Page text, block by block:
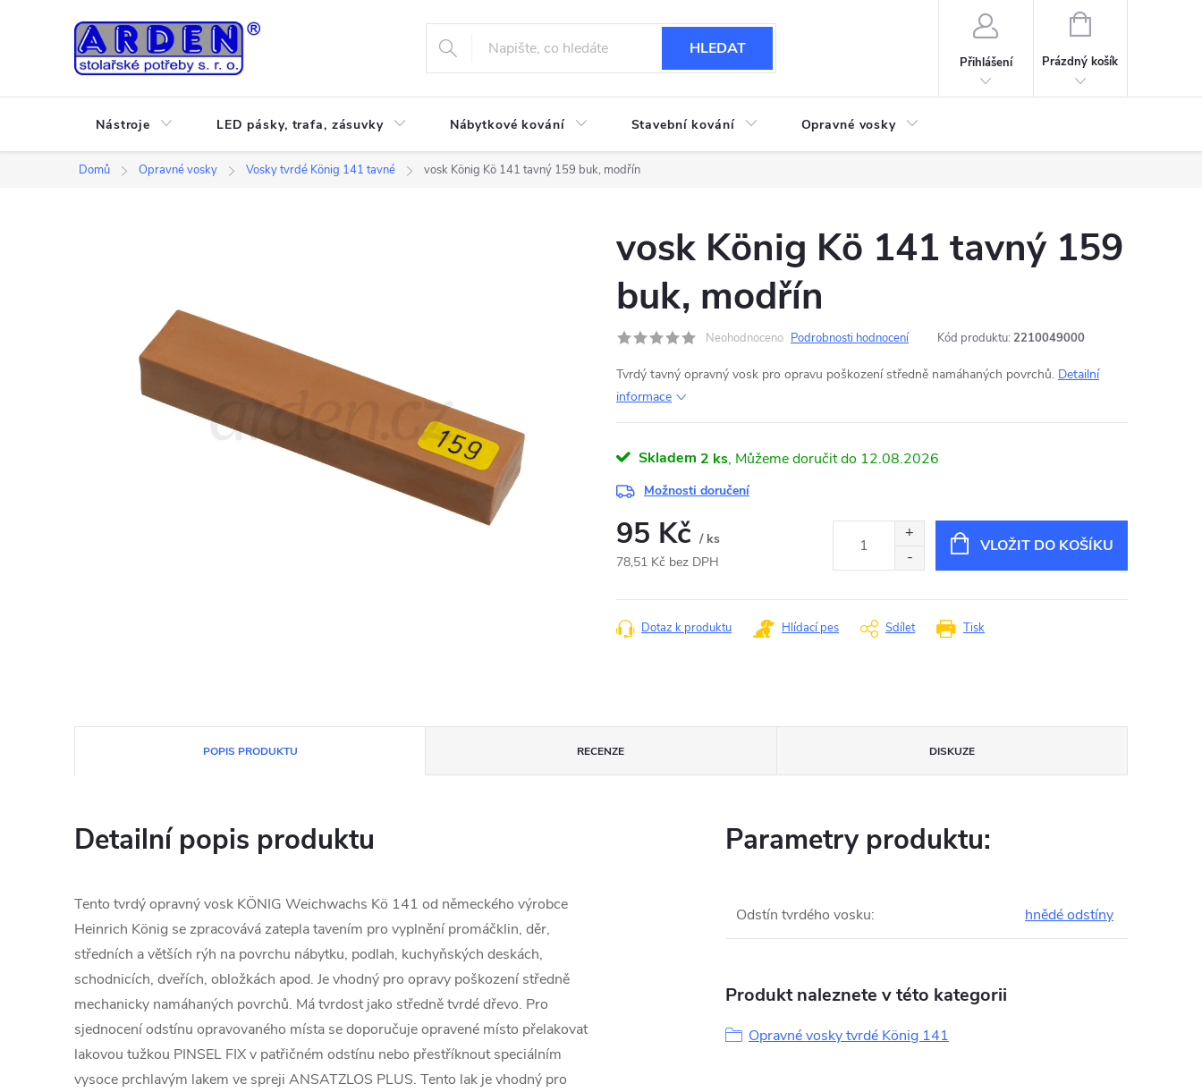
HLEDAT
Přihlášení
NÁKUPNÍ
Prázdný košík
Nástroje LED pásky, trafa, zásuvky Nábytkové kování Stavební kování Opravné vosky
Domů Opravné vosky Vosky tvrdé König 141 tavné vosk König Kö 141 tavný 159 buk, modřín
vosk König Kö 141 tavný 159
buk, modřín
Neohodnoceno Podrobnosti hodnocení Kód produktu: 2210049000
Tvrdý tavný opravný vosk pro opravu poškození středně namáhaných povrchů. Detailní
informace
Skladem 2 ks 12.08.2026
Možnosti doručení
95 Kč / ks
78,51 Kč bez DPH
cena:
VLOŽIT DO KOŠÍKU
Tisk
Dotaz k produktu Hlídací pes Sdílet
POPIS PRODUKTU RECENZE DISKUZE
Detailní popis produktu
Tento tvrdý opravný vosk KÖNIG Weichwachs Kö 141 od německého výrobce
Heinrich König se zpracovává zatepla tavením pro vyplnění promáčklin, děr,
středních a větších rýh na povrchu nábytku, podlah, kuchyňských deskách,
schodnicích, dveřích, obložkách apod. Je vhodný pro opravy poškození středně
mechanicky namáhaných povrchů. Má tvrdost jako středně tvrdé dřevo. Pro
sjednocení odstínu opravovaného místa se doporučuje opravené místo přelakovat
lakovou tužkou PINSEL FIX v patřičném odstínu nebo přestříknout speciálním
vysoce prchlavým lakem ve spreji ANSATZLOS PLUS. Tento lak je vhodný pro
Parametry produktu:
Odstín tvrdého vosku: hnědé odstíny
Produkt naleznete v této kategorii
Opravné vosky tvrdé König 141